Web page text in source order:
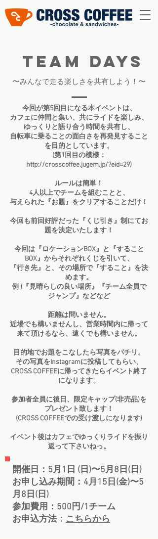
TEAM DAYS
​〜みんなで走る楽しさを共有しよう！〜
今回が第5回目になる本イベントは、
カフェに仲間と集い、共にライドを楽しみ、
ゆっくりと語り合う時間を共有し、
自転車に乗ることの面白さを再発見すること
を目的としています。
(第1回目の模様：
http://crosscoffee.jugem.jp/?eid=29)
ルールは簡単！
4人以上でチームを組むことと、
与えられた『お題』をクリアすることだけ！
今回も前回好評だった『くじ引き』制にてお
題を決定いたします！
今回は『ロケーションBOX』と『すること
BOX』からそれぞれくじを引いて、
『行き先』と、その場所で『すること』を決
めます。
例 )『見晴らしの良い場所』『チーム全員で
ジャンプ』などなど
距離は問いません。
近場でも構いませんし、営業時間内に帰って
来て頂けるなら、遠くでも構いません。
​目的地でお題をこなしたら写真をパチリ。
その写真をInstagramに投稿してもらい、
CROSS COFFEEに帰ってきたらイベント終了
になります。
参加者全員に後日、限定キャップ(非売品)を
プレゼント致します！
(CROSS COFFEEでの受け渡しになります)
イベント後はカフェでゆっくりライドを振り
返って下さいねっ。
開催日：5月1日 (日)〜5月8日(日)
お申し込み期間：4月15日(金)〜5
月8日(日)
参加費用：500円/1チーム
お申込方法： こちらから